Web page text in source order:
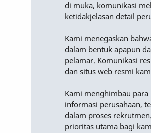
di muka, komunikasi
ketidakjelasan detail
Kami menegaskan
dalam bentuk apapun
pelamar. Komunikasi
dan situs web resmi
Kami menghimbau
informasi perusahaan,
dalam proses
prioritas utama bagi